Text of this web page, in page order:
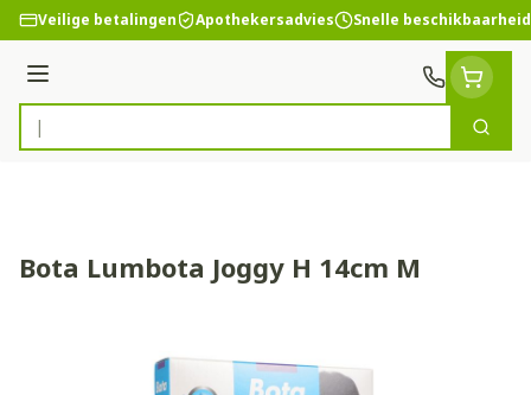
Ga naar de inhoud
Veilige betalingen Apothekersadvies Snelle beschikbaarheid
Menu
Product, merk, categorie...
Zoek
Bota Lumbota Joggy H 14cm M